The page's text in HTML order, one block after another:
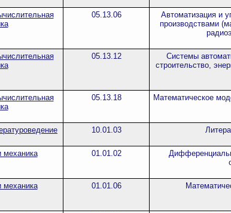
05.13.06
Автоматизация и
производствами
05.13.12
Системы
строительство,
05.13.18
Математическое
10.01.03
механика 01.01.02
механика 01.01.06